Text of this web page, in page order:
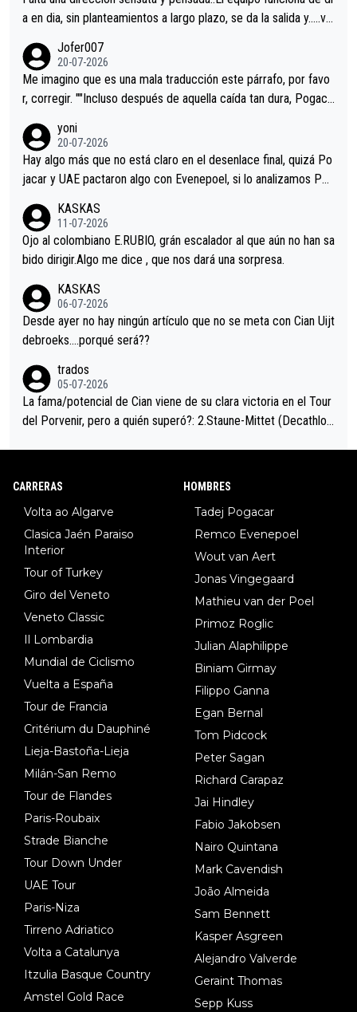
a en dia, sin planteamientos a largo plazo, se da la salida y…..ve
Minguez, Velez etc etc.Me da pena vivir estos momentos tan
tristes sin victorias.
Jofer007
20-07-2026
Me imagino que es una mala traducción este párrafo, por favo
r, corregir. ""Incluso después de aquella caída tan dura, Pogaca
permaneció pegado a su rueda. Parecía increíble la forma en l
a que era capaz de controlar el miedo", recordó."
yoni
20-07-2026
Hay algo más que no está claro en el desenlace final, quizá Po
jacar y UAE pactaron algo con Evenepoel, si lo analizamos Poj
i sin pedalear, luego está el saludo con Evenepoel dándose la
mano de una manera muy fraternal, más allá de los típicos toqu
es en el hombro con que saludaba a Vingegard. Ahí hubo una in
eta, a ver si por querer poner a Del Toro con calzador en posi
ción de podio UAE y Pojacar se van complicar el tour.
KASKAS
11-07-2026
Ojo al colombiano E.RUBIO, grán escalador al que aún no han sa
bido dirigir.Algo me dice , que nos dará una sorpresa.
KASKAS
06-07-2026
Desde ayer no hay ningún artículo que no se meta con Cian Uijt
debroeks….porqué será??
trados
05-07-2026
La fama/potencial de Cian viene de su clara victoria en el Tour
del Porvenir, pero a quién superó?: 2.Staune-Mittet (Decathlon,
8.Lenny Martinez (Bahrein), 9. Van Belle (Visma), 10. Vacek (Li
CARRERAS
Volta ao Algarve
Clasica Jaén Paraiso
Interior
Tour of Turkey
Giro del Veneto
Veneto Classic
Il Lombardia
Mundial de Ciclismo
Vuelta a España
Tour de Francia
Critérium du Dauphiné
Lieja-Bastoña-Lieja
Milán-San Remo
Tour de Flandes
Paris-Roubaix
Strade Bianche
Tour Down Under
UAE Tour
Paris-Niza
Tirreno Adriatico
Volta a Catalunya
Itzulia Basque Country
Amstel Gold Race
HOMBRES
Tadej Pogacar
Remco Evenepoel
Wout van Aert
Jonas Vingegaard
Mathieu van der Poel
Primoz Roglic
Julian Alaphilippe
Biniam Girmay
Filippo Ganna
Egan Bernal
Tom Pidcock
Peter Sagan
Richard Carapaz
Jai Hindley
Fabio Jakobsen
Nairo Quintana
Mark Cavendish
João Almeida
Sam Bennett
Kasper Asgreen
Alejandro Valverde
Geraint Thomas
Sepp Kuss